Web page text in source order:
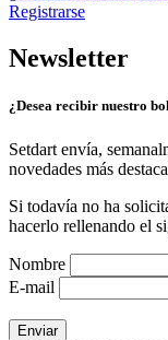
Registrarse
Newsletter
¿Desea recibir nuestro
Setdart envía,
novedades más
Si todavía no ha
hacerlo rellenando el
Nombre
E-mail